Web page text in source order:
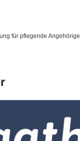
für pflegende Angehörige